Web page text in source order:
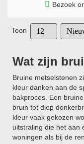
Bezoek
Toon
Wat zijn
Bruine metselstenen
kleur danken aan de
bakproces. Een
bruin tot diep
kleur vaak gekozen
uitstraling die het aan
woningen als bij de